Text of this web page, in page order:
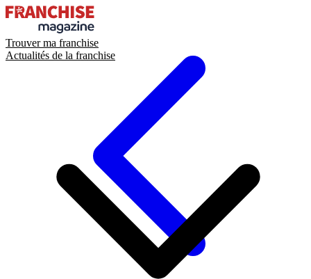
Trouver ma franchise
Actualités de la franchise